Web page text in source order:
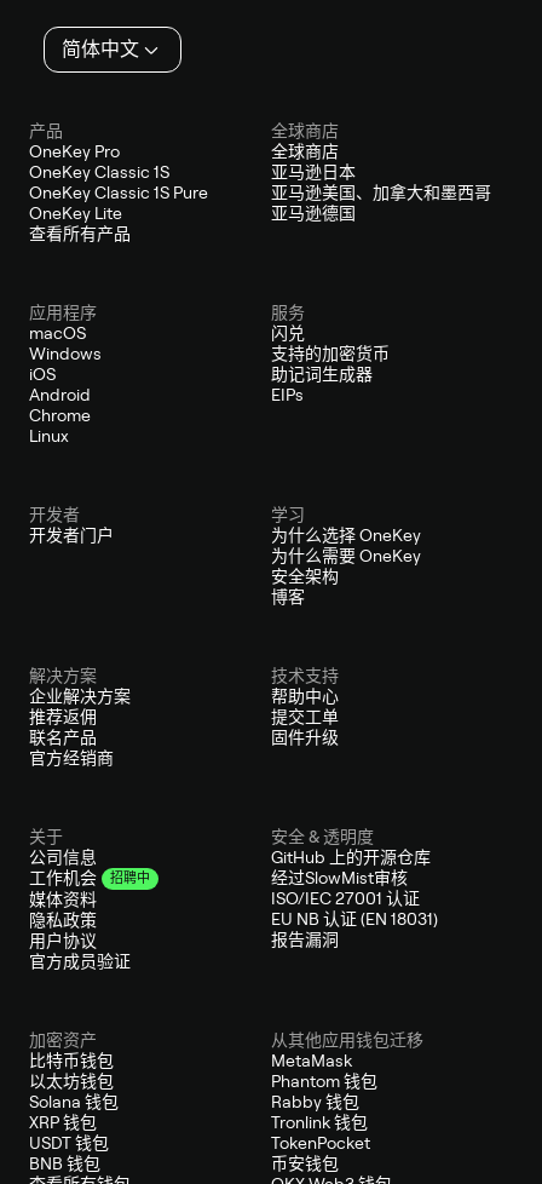
简体中文
产品
OneKey Pro
OneKey Classic 1S
OneKey Classic 1S Pure
OneKey Lite
查看所有产品
全球商店
全球商店
亚马逊日本
亚马逊美国、加拿大和墨西哥
亚马逊德国
应用程序
macOS
Windows
iOS
Android
Chrome
Linux
服务
闪兑
支持的加密货币
助记词生成器
EIPs
开发者
开发者门户
学习
为什么选择 OneKey
为什么需要 OneKey
安全架构
博客
解决方案
企业解决方案
推荐返佣
联名产品
官方经销商
技术支持
帮助中心
提交工单
固件升级
关于
公司信息
工作机会
招聘中
媒体资料
隐私政策
用户协议
官方成员验证
安全 & 透明度
GitHub 上的开源仓库
经过SlowMist审核
ISO/IEC 27001 认证
EU NB 认证 (EN 18031)
报告漏洞
加密资产
比特币钱包
以太坊钱包
Solana 钱包
XRP 钱包
USDT 钱包
BNB 钱包
从其他应用钱包迁移
MetaMask
Phantom 钱包
Rabby 钱包
Tronlink 钱包
TokenPocket
币安钱包